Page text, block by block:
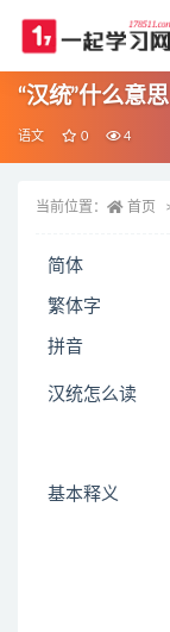
“汉统”什么意
语文 0 4
当前位置： 首页
简体
繁体字
拼音
汉统怎么读
基本释义